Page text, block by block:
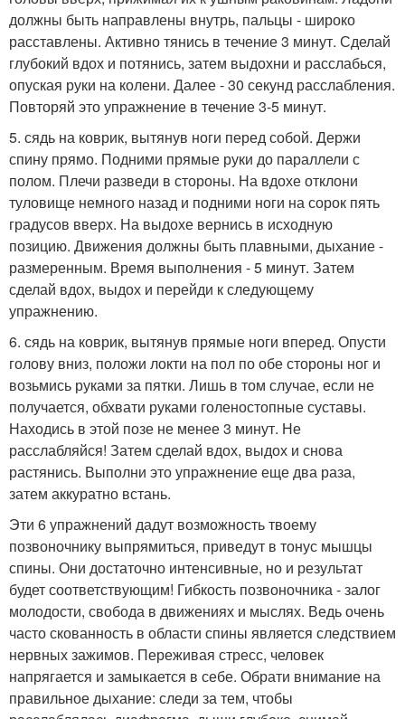
должны быть направлены внутрь, пальцы - широко
расставлены. Активно тянись в течение 3 минут. Сделай
глубокий вдох и потянись, затем выдохни и расслабься,
опуская руки на колени. Далее - 30 секунд расслабления.
Повторяй это упражнение в течение 3-5 минут.
5. сядь на коврик, вытянув ноги перед собой. Держи
спину прямо. Подними прямые руки до параллели с
полом. Плечи разведи в стороны. На вдохе отклони
туловище немного назад и подними ноги на сорок пять
градусов вверх. На выдохе вернись в исходную
позицию. Движения должны быть плавными, дыхание -
размеренным. Время выполнения - 5 минут. Затем
сделай вдох, выдох и перейди к следующему
упражнению.
6. сядь на коврик, вытянув прямые ноги вперед. Опусти
голову вниз, положи локти на пол по обе стороны ног и
возьмись руками за пятки. Лишь в том случае, если не
получается, обхвати руками голеностопные суставы.
Находись в этой позе не менее 3 минут. Не
расслабляйся! Затем сделай вдох, выдох и снова
растянись. Выполни это упражнение еще два раза,
затем аккуратно встань.
Эти 6 упражнений дадут возможность твоему
позвоночнику выпрямиться, приведут в тонус мышцы
спины. Они достаточно интенсивные, но и результат
будет соответствующим! Гибкость позвоночника - залог
молодости, свобода в движениях и мыслях. Ведь очень
часто скованность в области спины является следствием
нервных зажимов. Переживая стресс, человек
напрягается и замыкается в себе. Обрати внимание на
правильное дыхание: следи за тем, чтобы